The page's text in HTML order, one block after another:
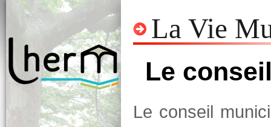
La Vie
Le
Le conseil